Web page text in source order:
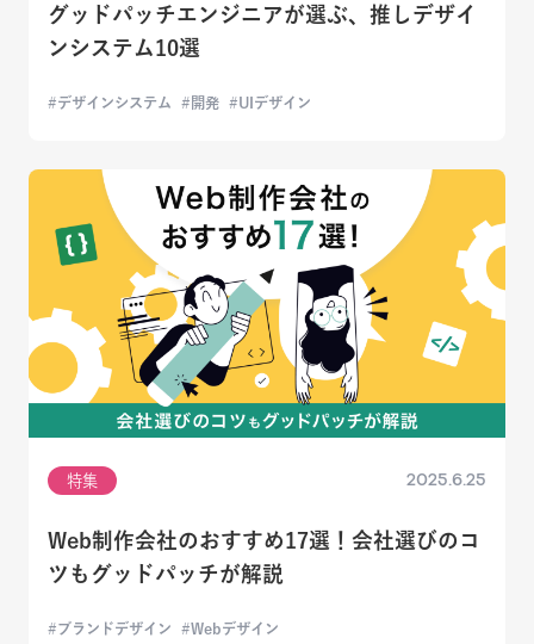
グッドパッチエンジニアが選ぶ、推しデザイ
ンシステム10選
デザインシステム 開発 UIデザイン
特集 2025.6.25
Web制作会社のおすすめ17選！会社選びのコ
ツもグッドパッチが解説
ブランドデザイン Webデザイン